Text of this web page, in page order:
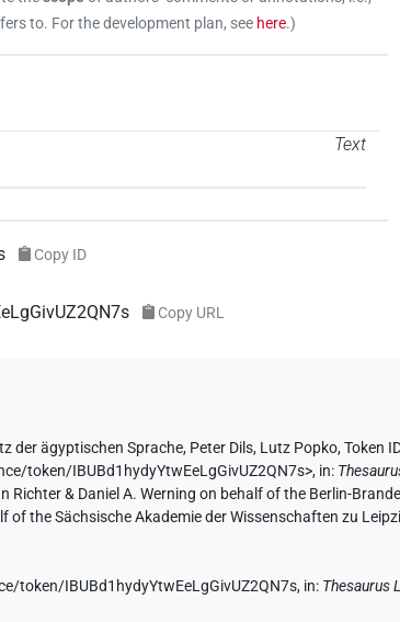
to. For the development plan, see here.)
Text
Copy ID
Copy URL
der ägyptischen Sprache, Peter Dils, Lutz Popko,Token
token/IBUBd1hydyYtwEeLgGivUZ2QN7s>, in:
Richter & Daniel A. Werning on behalf of the Berlin-
of the Sächsische Akademie der Wissenschaften zu
token/IBUBd1hydyYtwEeLgGivUZ2QN7s, in: Thesaurus